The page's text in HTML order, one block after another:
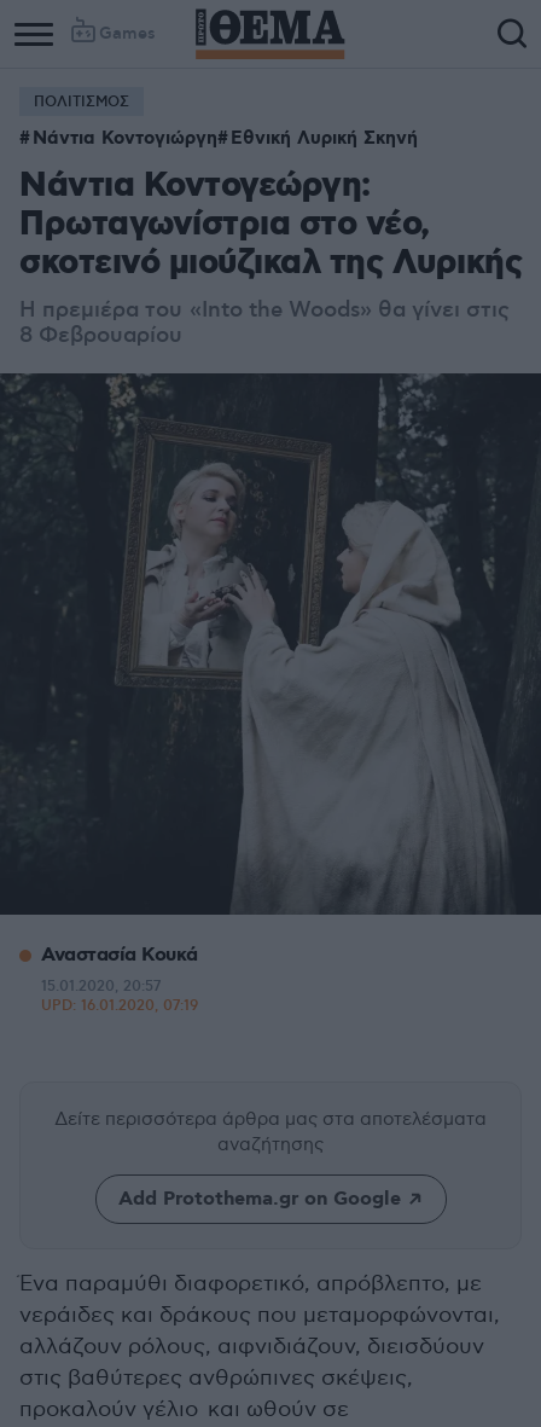
Games
ΠΟΛΙΤΙΣΜΟΣ
Νάντια Κοντογιώργη Εθνική Λυρική Σκηνή
Νάντια Κοντογεώργη:
Πρωταγωνίστρια στο νέο,
σκοτεινό μιούζικαλ της Λυρικής
Η πρεμιέρα του «Into the Woods» θα γίνει στις
8 Φεβρουαρίου
Αναστασία Κουκά
15.01.2020, 20:57
UPD: 16.01.2020, 07:19
Δείτε περισσότερα άρθρα μας στα αποτελέσματα
αναζήτησης
Add Protothema.gr on Google
Ένα παραμύθι διαφορετικό, απρόβλεπτο, με
νεράιδες και δράκους που μεταμορφώνονται,
αλλάζουν ρόλους, αιφνιδιάζουν, διεισδύουν
στις βαθύτερες ανθρώπινες σκέψεις,
προκαλούν γέλιο και ωθούν σε